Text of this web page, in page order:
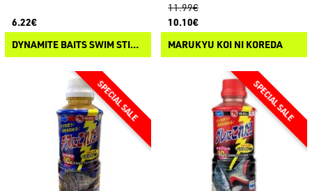
6.22€
DYNAMITE BAITS SWIM STIM PELLET SOAK
11.99€
10.10€
MARUKYU KOI NI KOREDA